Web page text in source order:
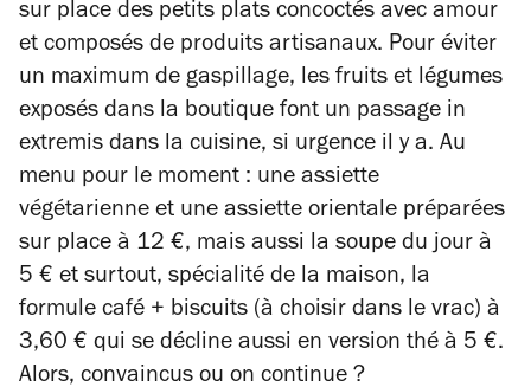
sur place des petits plats concoctés avec amour
et composés de produits artisanaux. Pour éviter
un maximum de gaspillage, les fruits et légumes
exposés dans la boutique font un passage in
extremis dans la cuisine, si urgence il y a. Au
menu pour le moment : une assiette
végétarienne et une assiette orientale préparées
sur place à 12 €, mais aussi la soupe du jour à
5 € et surtout, spécialité de la maison, la
formule café + biscuits (à choisir dans le vrac) à
3,60 € qui se décline aussi en version thé à 5 €.
Alors, convaincus ou on continue ?